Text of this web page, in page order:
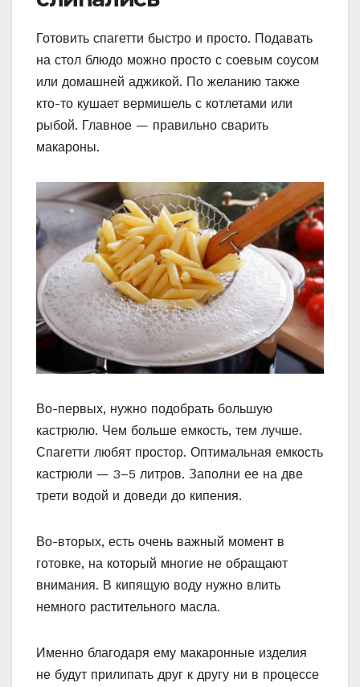
Готовить спагетти быстро и просто. Подавать
на стол блюдо можно просто с соевым соусом
или домашней аджикой. По желанию также
кто-то кушает вермишель с котлетами или
рыбой. Главное — правильно сварить
макароны.
Во-первых, нужно подобрать большую
кастрюлю. Чем больше емкость, тем лучше.
Спагетти любят простор. Оптимальная емкость
кастрюли — 3–5 литров. Заполни ее на две
трети водой и доведи до кипения.
Во-вторых, есть очень важный момент в
готовке, на который многие не обращают
внимания. В кипящую воду нужно влить
немного растительного масла.
Именно благодаря ему макаронные изделия
не будут прилипать друг к другу ни в процессе